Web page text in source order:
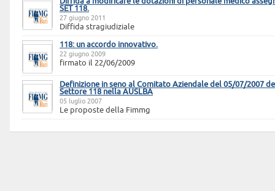
SET 118.
27 giugno 2011
Diffida stragiudiziale
118: un accordo innovativo.
22 giugno 2009
firmato il 22/06/2009
Definizione in seno al Comitato Aziendale del 05/07/2007
Settore 118 nella AUSLBA
05 luglio 2007
Le proposte della Fimmg